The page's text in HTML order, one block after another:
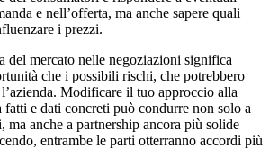
e nell’offerta, ma anche sapere quali
i prezzi.
del mercato nelle negoziazioni significa
che i possibili rischi, che potrebbero
Modificare il tuo approccio alla
fatti e dati concreti può condurre non solo a
ma anche a partnership ancora più solide
entrambe le parti otterranno accordi più